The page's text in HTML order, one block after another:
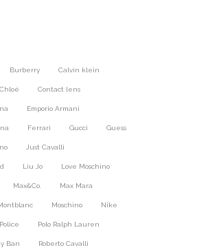
Burberry Calvin klein
Chloé Contact lens
Emporio Armani
Ferrari Gucci Guess
Just Cavalli
Liu Jo Love Moschino
Max&Co. Max Mara
Moschino Nike
Police Polo Ralph Lauren
Ban Roberto Cavalli